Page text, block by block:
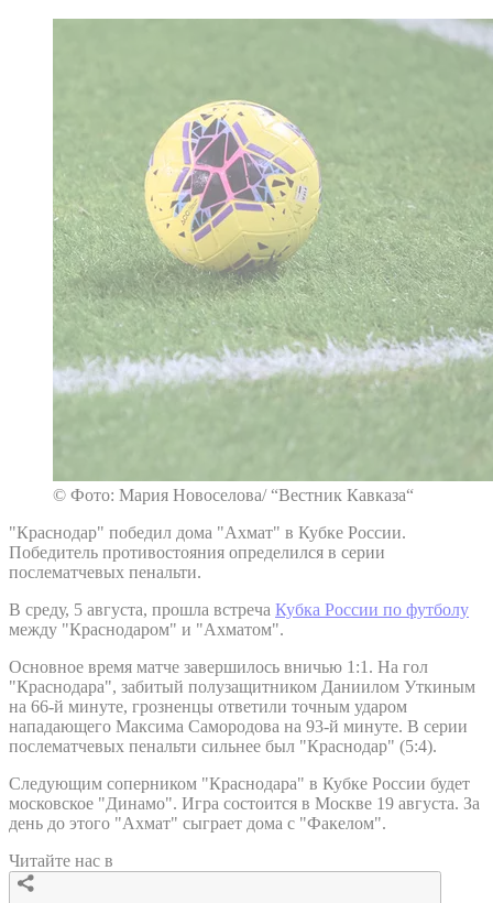
© Фото: Мария Новоселова/ “Вестник Кавказа“
"Краснодар" победил дома "Ахмат" в Кубке России.
Победитель противостояния определился в серии
послематчевых пенальти.
В среду, 5 августа, прошла встреча Кубка России по футболу
между "Краснодаром" и "Ахматом".
Основное время матче завершилось вничью 1:1. На гол
"Краснодара", забитый полузащитником Даниилом Уткиным
на 66-й минуте, грозненцы ответили точным ударом
нападающего Максима Самородова на 93-й минуте. В серии
послематчевых пенальти сильнее был "Краснодар" (5:4).
Следующим соперником "Краснодара" в Кубке России будет
московское "Динамо". Игра состоится в Москве 19 августа. За
день до этого "Ахмат" сыграет дома с "Факелом".
Читайте нас в